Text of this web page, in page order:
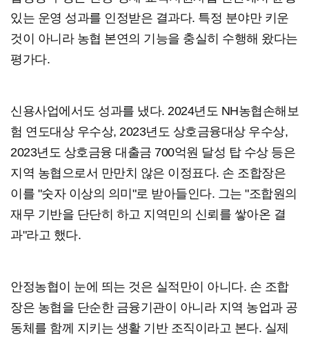
있는 운영 성과를 인정받은 결과다. 특정 분야만 키운
것이 아니라 농협 본연의 기능을 충실히 수행해 왔다는
평가다.
신용사업에서도 성과를 냈다. 2024년도 NH농협손해보
험 연도대상 우수상, 2023년도 상호금융대상 우수상,
2023년도 상호금융 대출금 700억원 달성 탑 수상 등은
지역 농협으로서 만만치 않은 이정표다. 손 조합장은
이를 "숫자 이상의 의미"로 받아들인다. 그는 "조합원의
재무 기반을 단단히 하고 지역민의 신뢰를 쌓아온 결
과"라고 했다.
안정농협이 눈에 띄는 것은 실적만이 아니다. 손 조합
장은 농협을 단순한 금융기관이 아니라 지역 농업과 공
동체를 함께 지키는 생활 기반 조직이라고 본다. 실제